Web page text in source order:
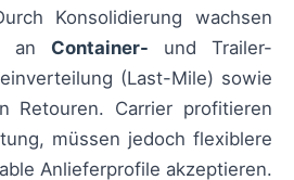
Konsolidierung wachsen
an Container- und Trailer-
(Last-Mile) sowie
Retouren. Carrier profitieren
müssen jedoch flexiblere
Anlieferprofile akzeptieren.